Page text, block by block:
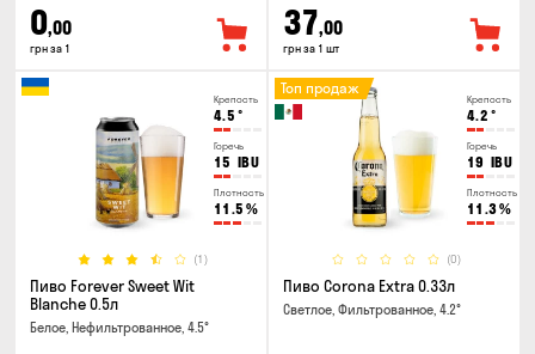
0,00
грн за 1
37,00
грн за 1 шт
Крепость
4.5 °
Горечь
15 IBU
Плотность
11.5 %
(1)
Пиво Forever Sweet Wit
Blanche 0.5л
Белое, Нефильтрованное, 4.5°
Крепость
4.2 °
Горечь
19 IBU
Плотность
11.3%
(0)
Топ продаж
Пиво Corona Extra 0.33л
Светлое, Фильтрованное, 4.2°